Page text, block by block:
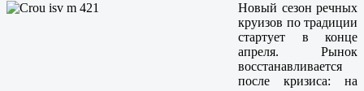
Новый сезон речных
круизов по традиции
стартует в конце
апреля. Рынок
восстанавливается
после кризиса: на